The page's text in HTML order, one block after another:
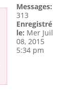
Messages:
313
Enregistré
le: Mer Juil
08, 2015
5:34 pm